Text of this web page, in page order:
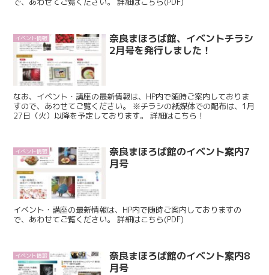
イベント情報
奈良まほろば館、イベントチラシ
2月号を発行しました！
なお、イベント・講座の最新情報は、HP内で随時ご案内しておりま
すので、あわせてご覧ください。 ※チラシの紙媒体での配布は、1月
27日（火）以降を予定しております。 詳細はこちら！
イベント情報
奈良まほろば館のイベント案内7
月号
イベント・講座の最新情報は、HP内で随時ご案内しておりますの
で、あわせてご覧ください。 詳細はこちら(PDF)
イベント情報
奈良まほろば館のイベント案内8
月号